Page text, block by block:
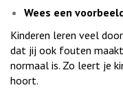
Wees een
Kinderen leren veel
dat jij ook fouten
normaal is. Zo leert je
hoort.